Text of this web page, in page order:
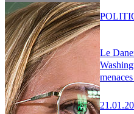
Le